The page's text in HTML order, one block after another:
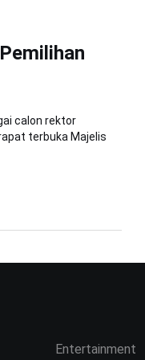
calon rektor
terbuka Majelis
Entertainment